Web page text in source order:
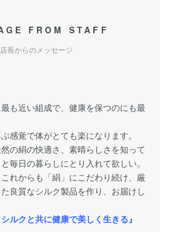
FROM STAFF
店長からのメッセージ
最も近い組成で、健康を保つのにも最
感覚で体がとても楽になります。
然の絹の快適さ、素晴らしさを知って
毎日の暮らしにとり入れて欲しい。
れからも「絹」にこだわり続け、厳
良質なシルク製品を作り、お届けし
ルクと共に健康で美しく生きる』